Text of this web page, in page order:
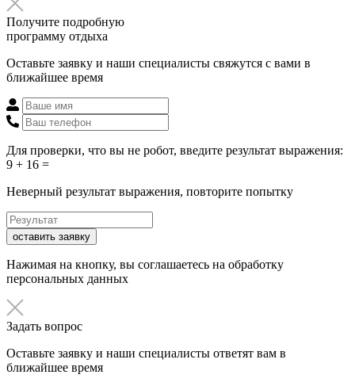
Получите подробную
программу отдыха
Оставьте заявку и наши специалисты свяжутся с вами в
ближайшее время
Для проверки, что вы не робот, введите результат выражения:
9 + 16 =
Неверный результат выражения, повторите попытку
оставить заявку
Нажимая на кнопку, вы соглашаетесь на обработку
персональных данных
Задать вопрос
Оставьте заявку и наши специалисты ответят вам в
ближайшее время